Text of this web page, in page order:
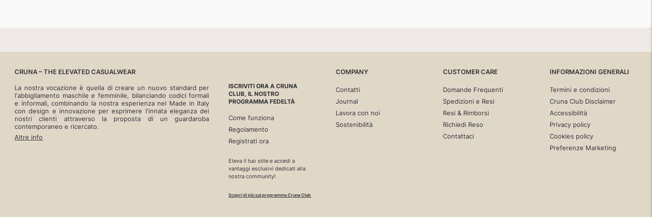
CRUNA – THE ELEVATED CASUALWEAR
La nostra vocazione è quella di creare un nuovo standard per
l'abbigliamento maschile e femminile, bilanciando codici formali
e informali, combinando la nostra esperienza nel Made in Italy
con design e innovazione per esprimere l'innata eleganza dei
nostri clienti attraverso la proposta di un guardaroba
contemporaneo e ricercato.
Altre info
ISCRIVITI ORA A CRUNA
CLUB, IL NOSTRO
PROGRAMMA FEDELTÀ
Come funziona
Regolamento
Registrati ora
Eleva il tuo stile e accedi a
vantaggi esclusivi dedicati alla
nostra community!
Scopri di più sul programma Cruna Club
COMPANY
Contatti
Journal
Lavora con noi
Sostenibilità
CUSTOMER CARE
Domande Frequenti
Spedizioni e Resi
Resi & Rimborsi
Richiedi Reso
Contattaci
INFORMAZIONI GENERALI
Termini e condizioni
Cruna Club Disclaimer
Accessibilità
Privacy policy
Cookies policy
Preferenze Marketing